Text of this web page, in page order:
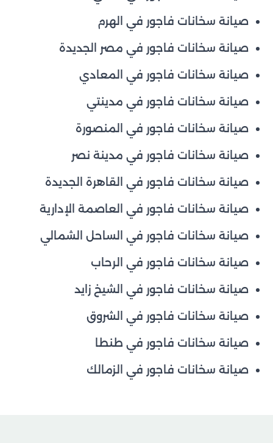
صيانة سخانات فاجور في الهرم
صيانة سخانات فاجور في مصر الجديدة
صيانة سخانات فاجور في المعادي
صيانة سخانات فاجور في مدينتي
صيانة سخانات فاجور في المنصورة
صيانة سخانات فاجور في مدينة نصر
صيانة سخانات فاجور في القاهرة الجديدة
صيانة سخانات فاجور في العاصمة الإدارية
صيانة سخانات فاجور في الساحل الشمالي
صيانة سخانات فاجور في الرحاب
صيانة سخانات فاجور في الشيخ زايد
صيانة سخانات فاجور في الشروق
صيانة سخانات فاجور في طنطا
صيانة سخانات فاجور في الزمالك